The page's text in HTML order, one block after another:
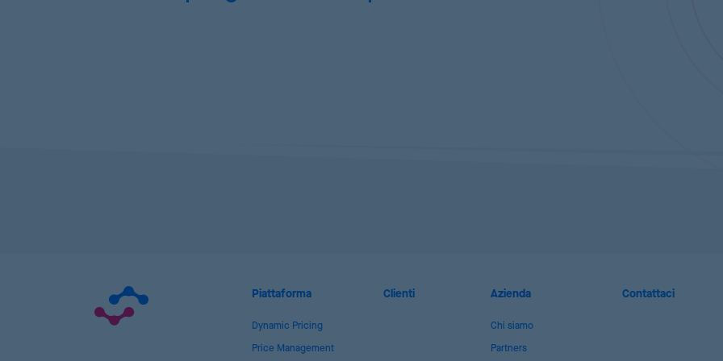
Piattaforma
Dynamic Pricing
Price Management
Clienti Azienda
Chi siamo
Partners
Contattaci